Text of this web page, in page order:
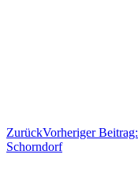
ZurückVorheriger Beitrag:
Schorndorf